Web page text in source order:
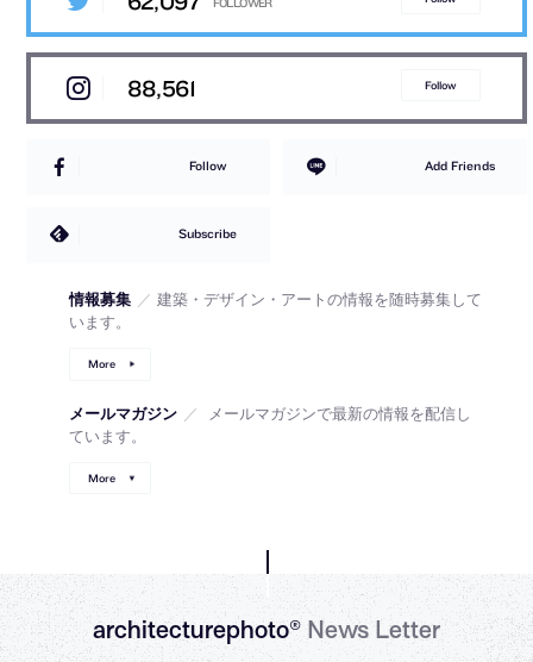
88,561 Follow
Follow Add Friends
Subscribe
情報募集 ／ 建築・デザイン・アートの情報を随時募集して
います。
More
メールマガジン ／
メールマガジンで最新の情報を配信し
ています。
More
architecturephoto®News Letter